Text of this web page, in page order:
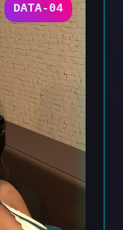
DATA-04